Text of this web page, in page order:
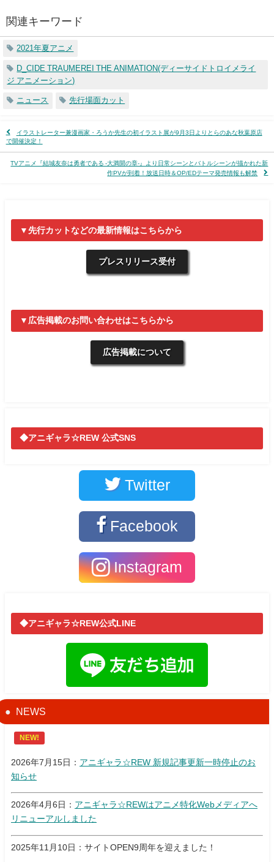
関連キーワード
2021年夏アニメ
D_CIDE TRAUMEREI THE ANIMATION(ディーサイドトロイメライ
ジ アニメーション)
ニュース 先行場面カット
イラストレーター兼漫画家・ろうか先生の初イラスト展が9月3日よりとらのあな秋葉原店
で開催決定！
TVアニメ『結城友奈は勇者である -大満開の章-』より日常シーンとバトルシーンが描かれた新
作PVが到着！放送日時＆OP/EDテーマ発売情報も解禁
▼先行カットなどの最新情報はこちらから
プレスリリース受付
▼広告掲載のお問い合わせはこちらから
広告掲載について
◆アニギャラ☆REW 公式SNS
Twitter
Facebook
Instagram
◆アニギャラ☆REW公式LINE
NEWS
NEW!
2026年7月15日： アニギャラ☆REW 新規記事更新一時停止のお
知らせ
2026年4月6日： アニギャラ☆REWはアニメ特化Webメディアへ
リニューアルしました
2025年11月10日：サイトOPEN9周年を迎えました！